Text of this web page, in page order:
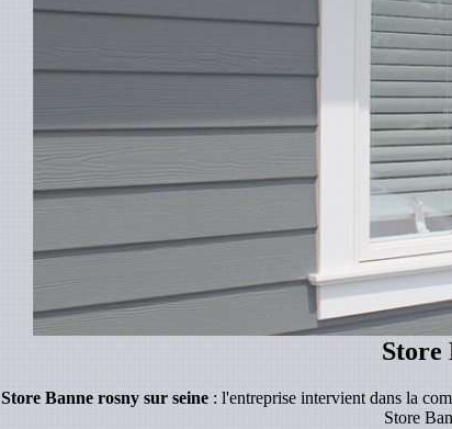
Store
Store Banne rosny sur seine: l'entreprise intervient dans la
Store